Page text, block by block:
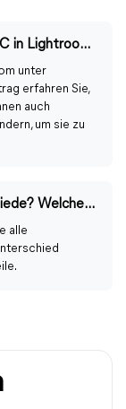
Wie kann man unter Windows/Mac HEIC in Lightroom importieren?
unter
erfahren Sie,
auch
um sie zu
HEIC oder PNG: Was sind die Unterschiede? Welches ist besser?
alle